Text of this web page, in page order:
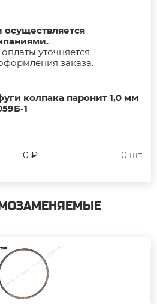
осуществляется
уточняется
заказа.
колпака паронит 1,0 мм
1
0 ₽ 0 шт